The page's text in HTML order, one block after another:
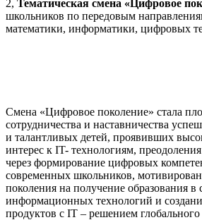
2, Тематическая смена «Цифровое
школьников по передовым
математики, информатики, цифровых
Смена «Цифровое поколение» стала
сотрудничества и наставничества
и талантливых детей, проявивших
интерес к IT- технологиям,
через формирование цифровых
современных школьников,
поколения на получение образования в
информационных технологий и
продуктов с IT – решением глобального